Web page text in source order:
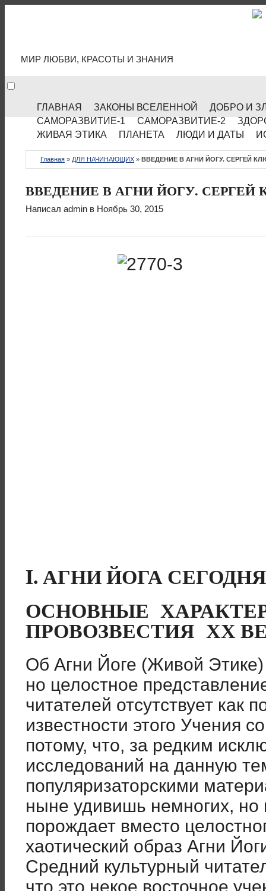
МИР ЛЮБВИ, КРАСОТЫ И ЗНАНИЯ
ГЛАВНАЯ ЗАКОНЫ ВСЕЛЕННОЙ
ДОБРО И
САМОРАЗВИТИЕ-1
САМОРАЗВИТИЕ-2
ЖИВАЯ ЭТИКА
ПЛАНЕТА ЛЮДИ И ДАТЫ
Главная » ДЛЯ НАЧИНАЮЩИХ » ВВЕДЕНИЕ В АГНИ ЙОГУ. СЕРГЕЙ
ВВЕДЕНИЕ В АГНИ ЙОГУ. СЕРГЕЙ
Написал admin в Ноябрь 30, 2015
I. АГНИ ЙОГА
ОСНОВНЫЕ
ПРОВОЗВЕСТИЯ ХХ
Об Агни Йоге (Живой
но целостное
читателей отсутствует как
известности этого Учения
потому, что, за редким
исследований на данную
популяризаторскими
ныне удивишь немногих, но
порождает вместо
хаотический образ Агни
Средний культурный
что это некое восточное